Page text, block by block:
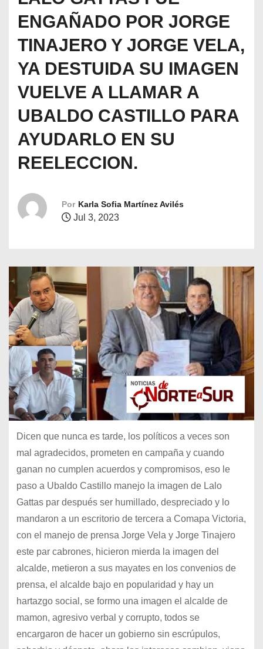
ENGAÑADO POR JORGE
TINAJERO Y JORGE VELA,
YA DESTUIDA SU IMAGEN
VUELVE A LLAMAR A
UBALDO CASTILLO PARA
AYUDARLO EN SU
REELECCION.
Por Karla Sofia Martínez Avilés
Jul 3, 2023
Dicen que nunca es tarde, los políticos a veces son
mal agradecidos, prometen en campaña y cuando
ganan no cumplen acuerdos y compromisos, eso le
paso a Ubaldo Castillo manejo la imagen de Lalo
Gattas par después ser humillado, despreciado y lo
mandaron a un escritorio de tercera a Comapa Victoria,
con el manejo de prensa Jorge Vela y Jorge Tinajero
este par cabrones, hicieron mierda la imagen del
alcalde, metieron a sus mayates en los convenios de
prensa, el alcalde bajo en popularidad y hay un
hartazgo social, se formo una imagen el alcalde de
mamon, agresivo verbal y corrupto, todos se
encargaron de hacer un gobierno sin escrúpulos,